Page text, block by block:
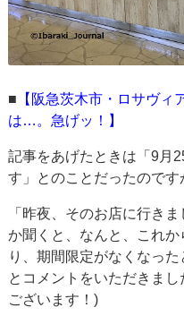
■ 【阪急茨木市・ロサヴィ
は…。急げッ！】
記事をあげたときは「9月
す」とのことだったのです
「昨夜、そのお店に行き
か聞くと、なんと、これ
り、期間限定がなくなった
とコメントをいただきま
ございます！)